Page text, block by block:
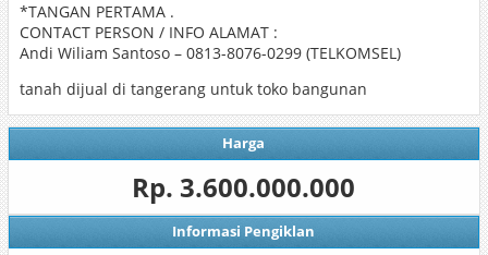
*TANGAN PERTAMA .
CONTACT PERSON / INFO ALAMAT :
Andi Wiliam Santoso – 0813-8076-0299 (TELKOMSEL)
tanah dijual di tangerang untuk toko bangunan
Harga
Rp. 3.600.000.000
Informasi Pengiklan